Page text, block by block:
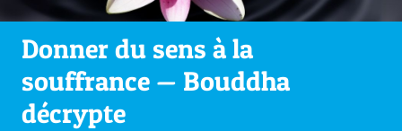
Donner du sens à la
souffrance — Bouddha
décrypte